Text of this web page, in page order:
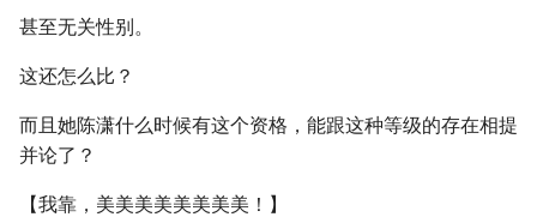
甚至无关性别。
这还怎么比？
而且她陈潇什么时候有这个资格，能跟这种等级的存在相提
并论了？
【我靠，美美美美美美美美！】